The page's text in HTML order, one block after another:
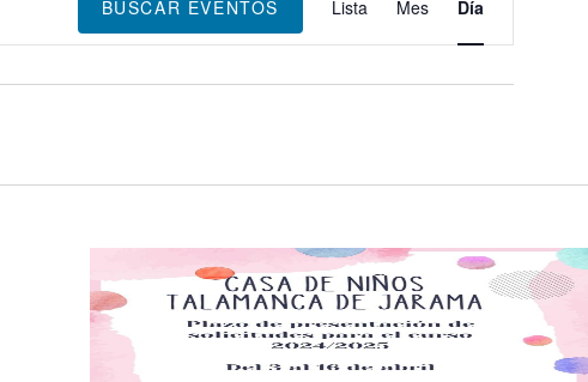
BUSCAR EVENTOS
de
Evento
Lista Mes Día